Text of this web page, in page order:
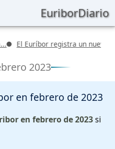
EuriborDiario
El Euríbor registra un nuevo
2023
en febrero de 2023
en febrero de 2023si